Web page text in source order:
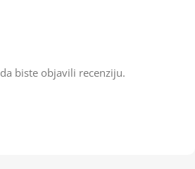
da biste objavili recenziju.